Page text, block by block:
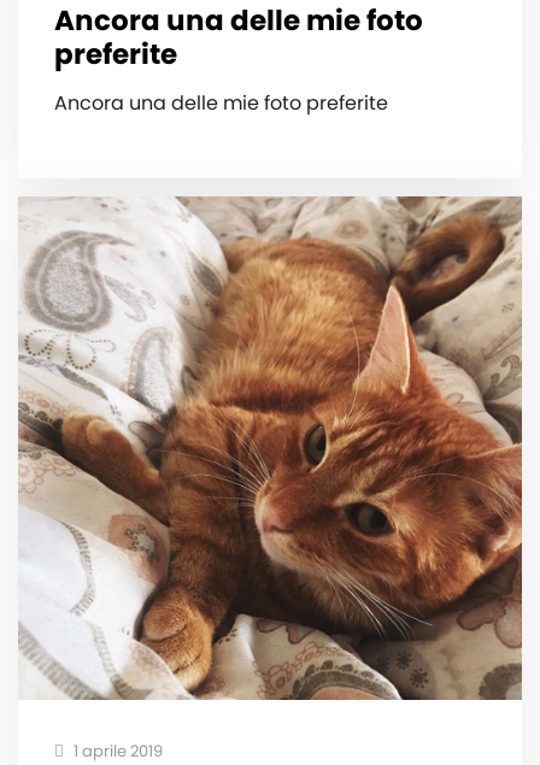
Ancora una delle mie foto
preferite
Ancora una delle mie foto preferite
1 aprile 2019